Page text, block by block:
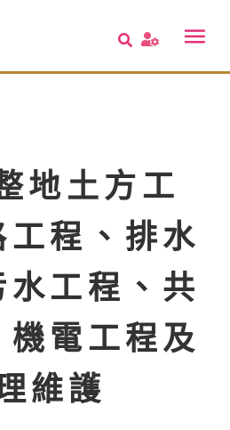
地土方工
工程、排水
工程、共
電工程及
維護